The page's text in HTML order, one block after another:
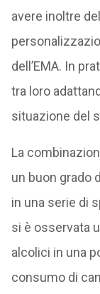
avere inoltre
dell’EMA. In
tra loro
situazione del
La
un buon grado
in una serie di
si è osservata
alcolici in una
consumo di